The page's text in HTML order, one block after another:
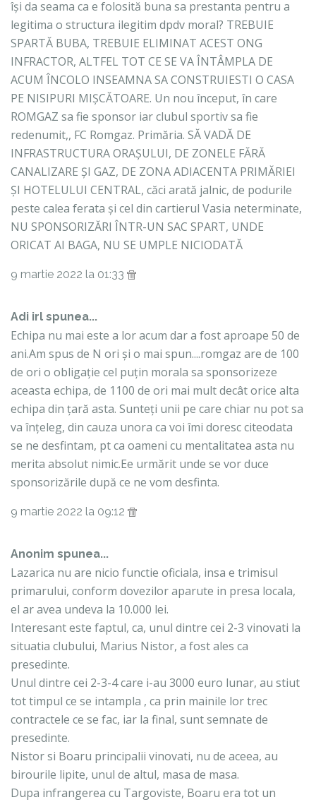
își da seama ca e folosită buna sa prestanta pentru a
legitima o structura ilegitim dpdv moral? TREBUIE
SPARTĂ BUBA, TREBUIE ELIMINAT ACEST ONG
INFRACTOR, ALTFEL TOT CE SE VA ÎNTÂMPLA DE
ACUM ÎNCOLO INSEAMNA SA CONSTRUIESTI O CASA
PE NISIPURI MIȘCĂTOARE. Un nou început, în care
ROMGAZ sa fie sponsor iar clubul sportiv sa fie
redenumit,, FC Romgaz. Primăria. SĂ VADĂ DE
INFRASTRUCTURA ORAȘULUI, DE ZONELE FĂRĂ
CANALIZARE ȘI GAZ, DE ZONA ADIACENTA PRIMĂRIEI
ȘI HOTELULUI CENTRAL, căci arată jalnic, de podurile
peste calea ferata și cel din cartierul Vasia neterminate,
NU SPONSORIZĂRI ÎNTR-UN SAC SPART, UNDE
ORICAT AI BAGA, NU SE UMPLE NICIODATĂ
9 martie 2022 la 01:33
Adi irl spunea...
Echipa nu mai este a lor acum dar a fost aproape 50 de
ani.Am spus de N ori și o mai spun....romgaz are de 100
de ori o obligație cel puțin morala sa sponsorizeze
aceasta echipa, de 1100 de ori mai mult decât orice alta
echipa din țară asta. Sunteți unii pe care chiar nu pot sa
va înțeleg, din cauza unora ca voi îmi doresc citeodata
se ne desfintam, pt ca oameni cu mentalitatea asta nu
merita absolut nimic.Ee urmărit unde se vor duce
sponsorizările după ce ne vom desfinta.
9 martie 2022 la 09:12
Anonim spunea...
Lazarica nu are nicio functie oficiala, insa e trimisul
primarului, conform dovezilor aparute in presa locala,
el ar avea undeva la 10.000 lei.
Interesant este faptul, ca, unul dintre cei 2-3 vinovati la
situatia clubului, Marius Nistor, a fost ales ca
presedinte.
Unul dintre cei 2-3-4 care i-au 3000 euro lunar, au stiut
tot timpul ce se intampla , ca prin mainile lor trec
contractele ce se fac, iar la final, sunt semnate de
presedinte.
Nistor si Boaru principalii vinovati, nu de aceea, au
birourile lipite, unul de altul, masa de masa.
Dupa infrangerea cu Targoviste, Boaru era tot un